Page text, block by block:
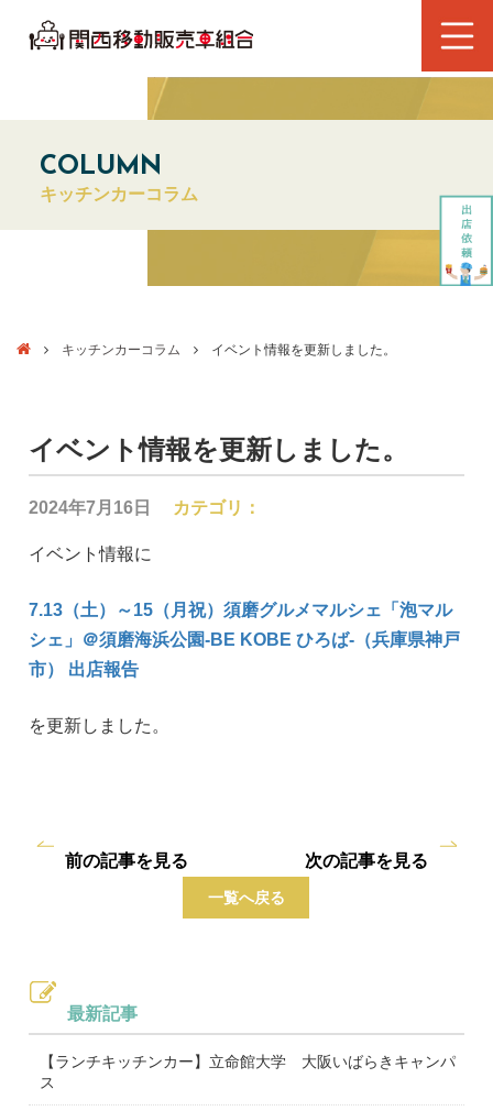
COLUMN
キッチンカーコラム
キッチンカーコラム イベント情報を更新しました。
イベント情報を更新しました。
2024年7月16日 カテゴリ：
イベント情報に
7.13（土）～15（月祝）須磨グルメマルシェ「泡マル
シェ」＠須磨海浜公園-BE KOBE ひろば-（兵庫県神戸
市） 出店報告
を更新しました。
前の記事を見る
一覧へ戻る
次の記事を見る
最新記事
【ランチキッチンカー】立命館大学 大阪いばらきキャンパ
ス